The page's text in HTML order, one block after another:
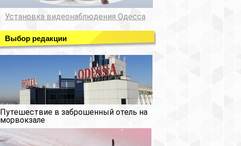
Установка видеонаблюдения Одесса
Выбор редакции
Путешествие в заброшенный отель на
морвокзале